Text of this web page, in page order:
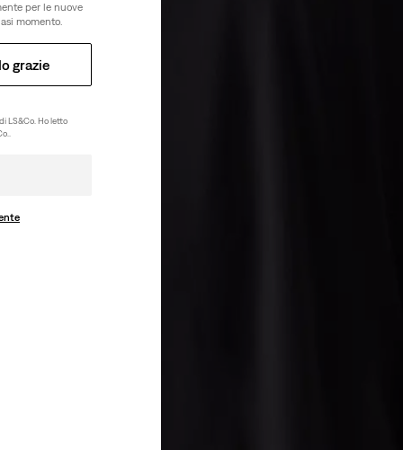
per le nuove
momento.
grazie
LS&Co. Ho letto